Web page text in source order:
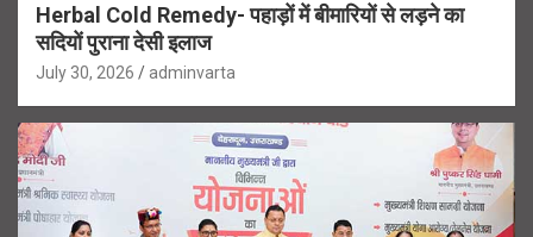
Herbal Cold Remedy- पहाड़ों में बीमारियों से लड़ने का
सदियों पुराना देसी इलाज
July 30, 2026 adminvarta